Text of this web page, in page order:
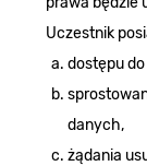
Uczestnik
dostępu
danych,
żądania